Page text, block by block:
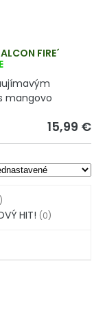
FIRE´
mangovo
15,99 €
HIT! (0)